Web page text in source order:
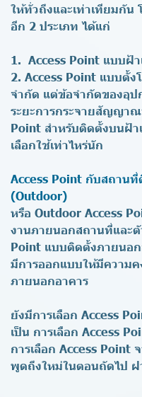
ให้ทั่วถึงและเท่าเทียมกัน
อีก 2 ประเภท ได้แก่
1. Access Point แบบฝ้
2. Access Point แบบตั้ง
จำกัด แต่ข้อจำกัดของอุป
ระยะการกระจายสัญญาณ
Point สำหรับติดตั้งบนฝ้า
เลือกใช้เท่าไหร่นัก
Access Point กับสถาน
(Outdoor)
หรือ Outdoor Access
งานภายนอกสถานที่และ
Point แบบติดตั้งภายนอก
มีการออกแบบให้มีความ
ภายนอกอาคาร
ยังมีการเลือก Access
เป็น การเลือก Access
การเลือก Access Point
พูดถึงใหม่ในตอนถัดไป